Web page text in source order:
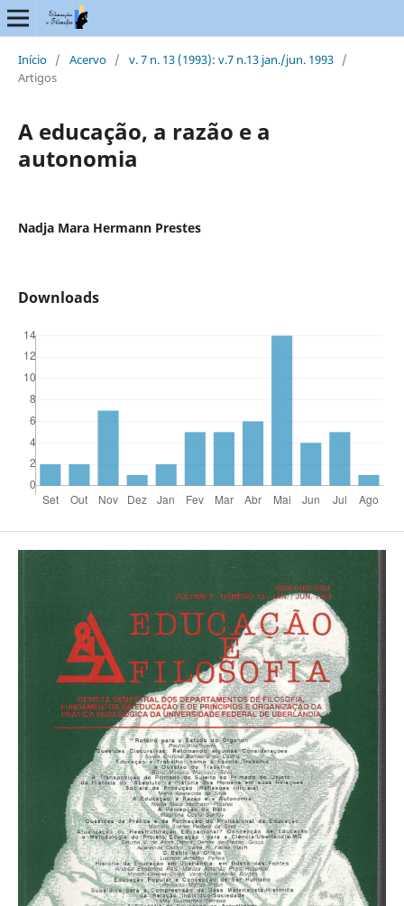
Início / Acervo / v. 7 n. 13 (1993): v.7 n.13 jan./jun. 1993 /
Artigos
A educação, a razão e a
autonomia
Nadja Mara Hermann Prestes
Downloads